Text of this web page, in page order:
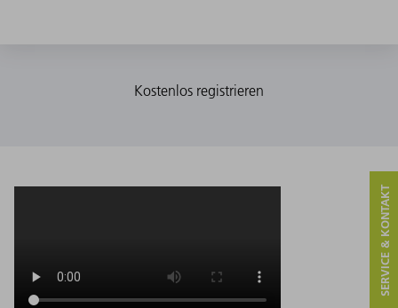
SERVICE & KONTAKT